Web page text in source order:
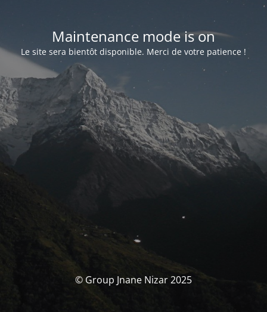
Maintenance mode is on
Le site sera bientôt disponible. Merci de votre patience !
© Group Jnane Nizar 2025